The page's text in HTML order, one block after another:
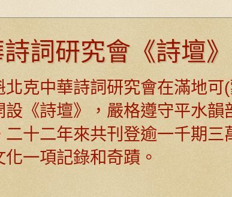
詞研究會《詩壇》
克中華詩詞研究會在滿地可
《詩壇》，嚴格遵守平水韻
二十二年來共刊登逾一千期三
一項記錄和奇蹟。